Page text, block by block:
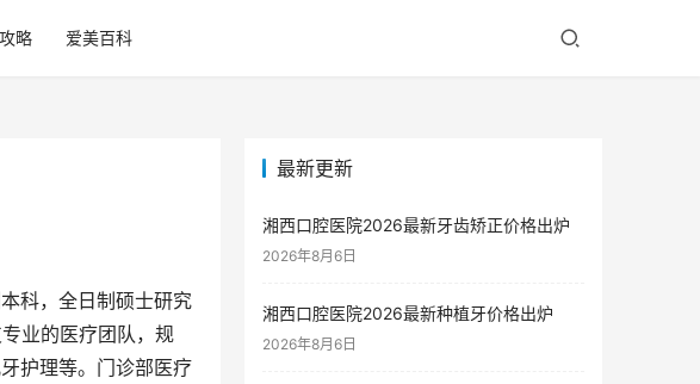
略 爱美百科
科，全日制硕士研究
业的医疗团队，规
护理等。门诊部医疗
最新更新
湘西口腔医院2026最新牙齿矫正价格出炉
2026年8月6日
湘西口腔医院2026最新种植牙价格出炉
2026年8月6日